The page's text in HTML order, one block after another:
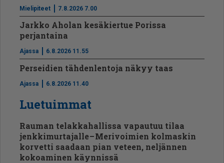
Mielipiteet 7.8.2026 7.00
Jarkko Aholan kesäkiertue Porissa
perjantaina
Ajassa 6.8.2026 11.55
Perseidien tähdenlentoja näkyy taas
Ajassa 6.8.2026 11.40
Luetuimmat
Rauman telakkahallissa vapautuu tilaa
jenkkimurtajalle – Merivoimien kolmaskin
korvetti saadaan pian veteen, neljännen
kokoaminen käynnissä